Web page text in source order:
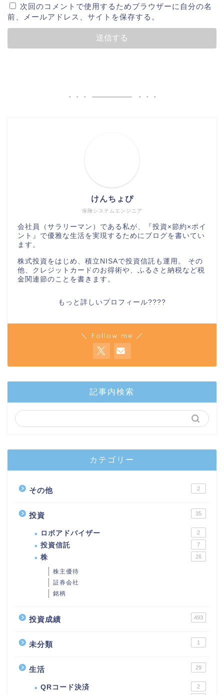
次回のコメントで使用するためブラウザーに自分の名
前、メールアドレス、サイトを保存する。
保険システムエンジニア
けんちょぴ
会社員（サラリーマン）である私が、『投資×節約×ポイ
ント』で優雅な生活を実現するためにブログを書いてい
ます。
株式投資をはじめ、積立NISAで投資信託も運用。 その
他、クレジットカードのお得術や、ふるさと納税など税
金関連節のことを書きます。
もっと詳しいプロフィール????
＼ Follow me ／
記事内検索
カテゴリー
その他 2
投資 35
ロボアドバイザー 2
投資信託 7
株 26
株主優待
証券会社
銘柄
投資成績 493
未分類 1
生活 29
QRコード決済 2